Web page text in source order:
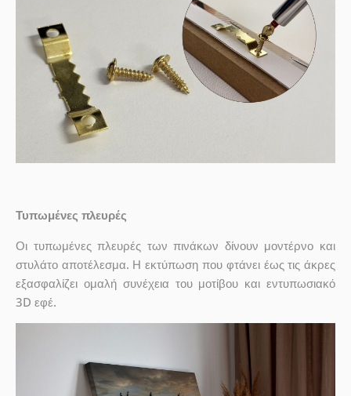
Τυπωμένες πλευρές
Οι τυπωμένες πλευρές των πινάκων δίνουν μοντέρνο και
στυλάτο αποτέλεσμα. Η εκτύπωση που φτάνει έως τις άκρες
εξασφαλίζει ομαλή συνέχεια του μοτίβου και εντυπωσιακό
3D εφέ.